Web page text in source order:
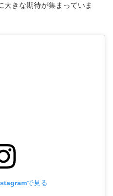
大きな期待が集まっていま
で見る